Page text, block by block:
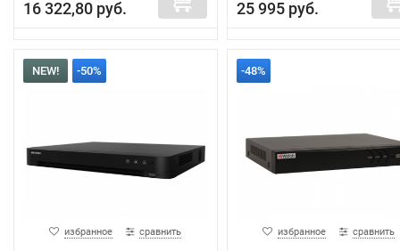
16 322,80 руб. 25 995 руб.
NEW! -50%
избранное сравнить
-48%
избранное сравнить